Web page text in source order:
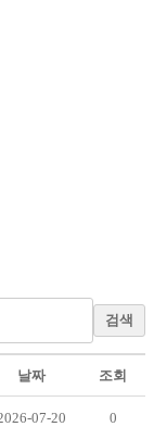
검색
날짜 조회
07-20 0